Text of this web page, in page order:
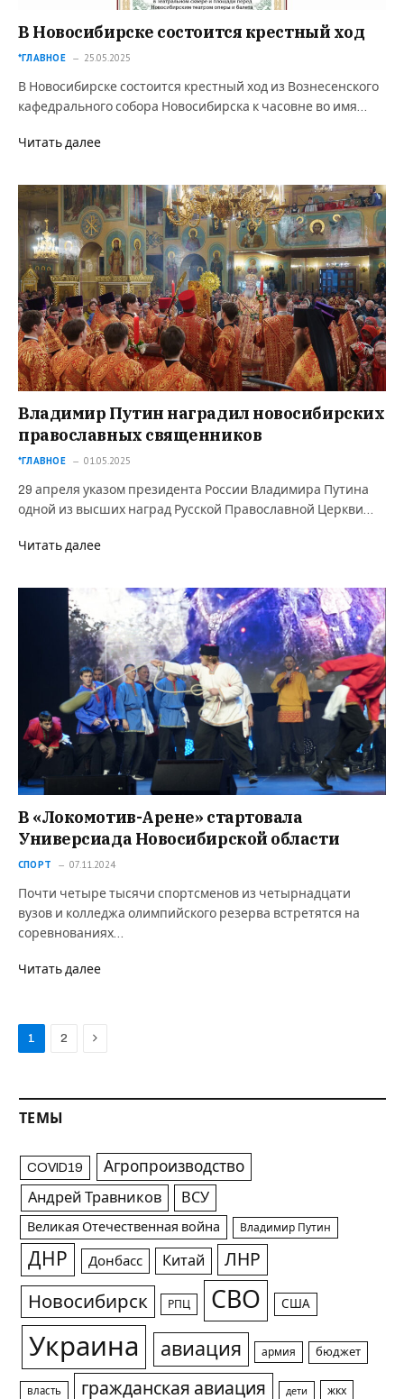
В Новосибирске состоится крестный ход
*ГЛАВНОЕ 25.05.2025
В Новосибирске состоится крестный ход из Вознесенского
кафедрального собора Новосибирска к часовне во имя…
Читать далее
Владимир Путин наградил новосибирских
православных священников
*ГЛАВНОЕ 01.05.2025
29 апреля указом президента России Владимира Путина
одной из высших наград Русской Православной Церкви…
Читать далее
В «Локомотив-Арене» стартовала
Универсиада Новосибирской области
СПОРТ 07.11.2024
Почти четыре тысячи спортсменов из четырнадцати
вузов и колледжа олимпийского резерва встретятся на
соревнованиях…
Читать далее
1 2 Next
ТЕМЫ
COVID19 Агропроизводство
Андрей Травников ВСУ
Великая Отечественная война Владимир Путин
ДНР Донбасс Китай ЛНР
Новосибирск РПЦ СВО США
Украина авиация армия бюджет
власть гражданская авиация дети жкх